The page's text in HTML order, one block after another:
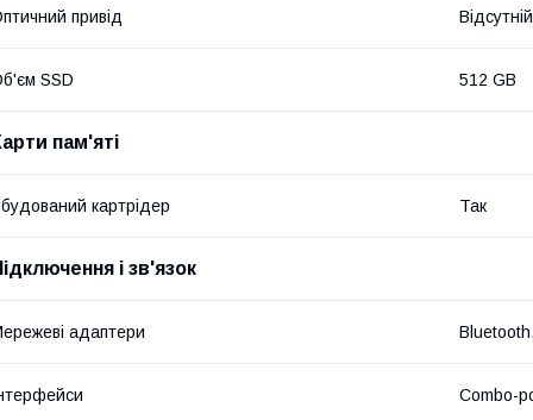
привід Відсутній
SSD 512 GB
пам'яті
картрідер Так
і зв'язок
адаптери
Combo-